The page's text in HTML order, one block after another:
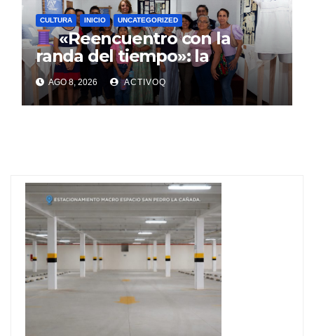
CULTURA INICIO UNCATEGORIZED
«Reencuentro con la
randa del tiempo»: la
tradición textil que entrelaza
la historia de la Sierra Gorda
AGO 8, 2026 ACTIVOQ